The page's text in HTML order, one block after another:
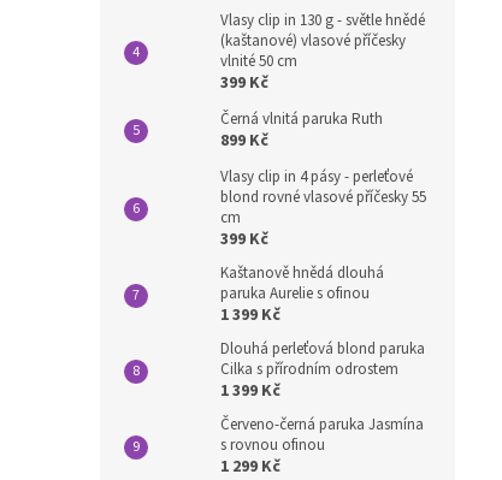
Vlasy clip in 130 g - světle hnědé
(kaštanové) vlasové příčesky
vlnité 50 cm
399 Kč
Černá vlnitá paruka Ruth
899 Kč
Vlasy clip in 4 pásy - perleťové
blond rovné vlasové příčesky 55
cm
399 Kč
Kaštanově hnědá dlouhá
paruka Aurelie s ofinou
1 399 Kč
Dlouhá perleťová blond paruka
Cilka s přírodním odrostem
1 399 Kč
Červeno-černá paruka Jasmína
s rovnou ofinou
1 299 Kč